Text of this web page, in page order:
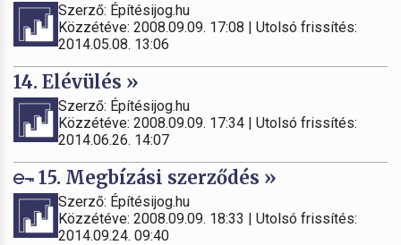
Szerző: Építésijog.hu
Közzétéve: 2008.09.09. 17:08 | Utolsó frissítés:
2014.05.08. 13:06
14. Elévülés »
Szerző: Építésijog.hu
Közzétéve: 2008.09.09. 17:34 | Utolsó frissítés:
2014.06.26. 14:07
15. Megbízási szerződés »
Szerző: Építésijog.hu
Közzétéve: 2008.09.09. 18:33 | Utolsó frissítés:
2014.09.24. 09:40